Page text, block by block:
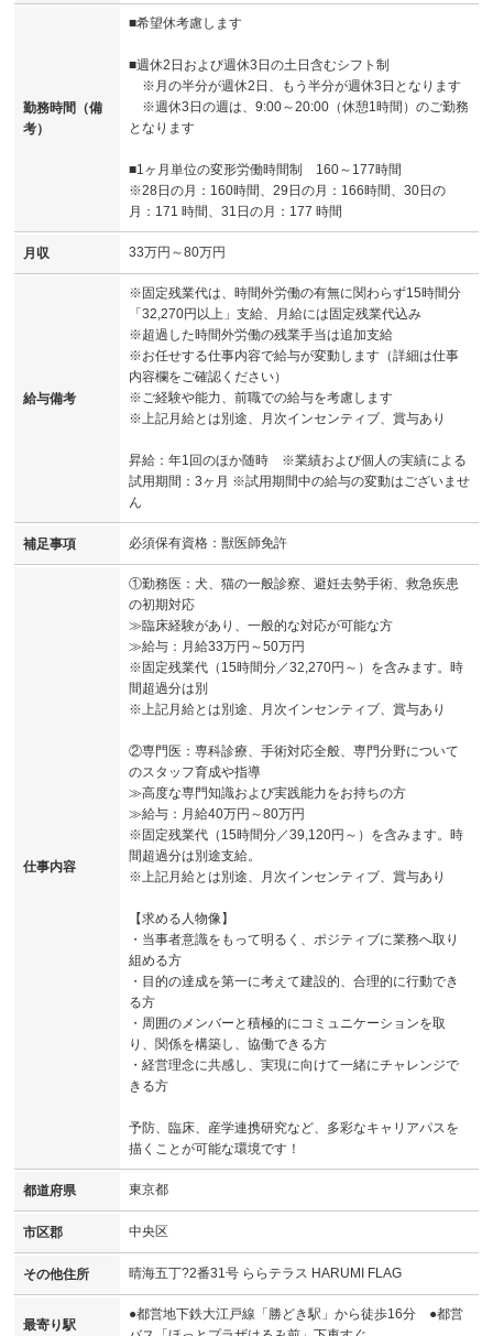
勤務時間（備
考）
■希望休考慮します
■週休2日および週休3日の土日含むシフト制
※月の半分が週休2日、もう半分が週休3日となります
※週休3日の週は、9:00～20:00（休憩1時間）のご勤務
となります
■1ヶ月単位の変形労働時間制 160～177時間
※28日の月：160時間、29日の月：166時間、30日の
月：171 時間、31日の月：177 時間
月収 33万円～80万円
給与備考
※固定残業代は、時間外労働の有無に関わらず15時間分
「32,270円以上」支給、月給には固定残業代込み
※超過した時間外労働の残業手当は追加支給
※お任せする仕事内容で給与が変動します（詳細は仕事
内容欄をご確認ください）
※ご経験や能力、前職での給与を考慮します
※上記月給とは別途、月次インセンティブ、賞与あり
昇給：年1回のほか随時 ※業績および個人の実績による
試用期間：3ヶ月 ※試用期間中の給与の変動はございませ
ん
補足事項 必須保有資格：獣医師免許
仕事内容
①勤務医：犬、猫の一般診察、避妊去勢手術、救急疾患
の初期対応
≫臨床経験があり、一般的な対応が可能な方
≫給与：月給33万円～50万円
※固定残業代（15時間分／32,270円～）を含みます。時
間超過分は別
※上記月給とは別途、月次インセンティブ、賞与あり
②専門医：専科診療、手術対応全般、専門分野について
のスタッフ育成や指導
≫高度な専門知識および実践能力をお持ちの方
≫給与：月給40万円～80万円
※固定残業代（15時間分／39,120円～）を含みます。時
間超過分は別途支給。
※上記月給とは別途、月次インセンティブ、賞与あり
【求める人物像】
・当事者意識をもって明るく、ポジティブに業務へ取り
組める方
・目的の達成を第一に考えて建設的、合理的に行動でき
る方
・周囲のメンバーと積極的にコミュニケーションを取
り、関係を構築し、協働できる方
・経営理念に共感し、実現に向けて一緒にチャレンジで
きる方
予防、臨床、産学連携研究など、多彩なキャリアパスを
描くことが可能な環境です！
都道府県 東京都
市区郡 中央区
その他住所 晴海五丁?2番31号 ららテラス HARUMI FLAG
最寄り駅
●都営地下鉄大江戸線「勝どき駅」から徒歩16分 ●都営